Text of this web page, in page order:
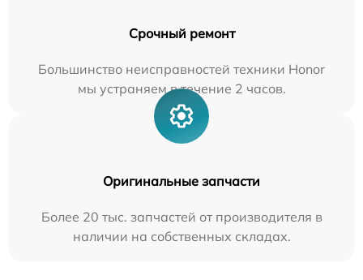
Срочный ремонт
Большинство неисправностей техники Honor
мы устраняем в течение 2 часов.
Оригинальные запчасти
Более 20 тыс. запчастей от производителя в
наличии на собственных складах.